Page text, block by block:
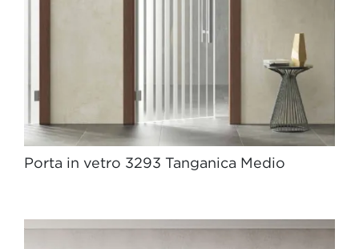
Porta in vetro 3293 Tanganica Medio